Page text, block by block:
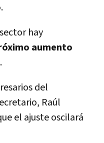
hay
aumento
del
Raúl
el ajuste oscilará